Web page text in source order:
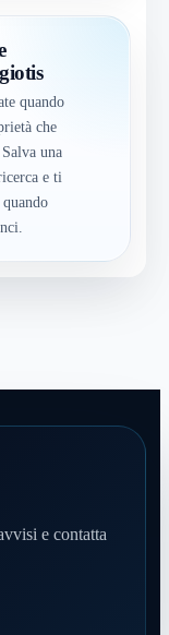
quando
che
una
e ti
e contatta